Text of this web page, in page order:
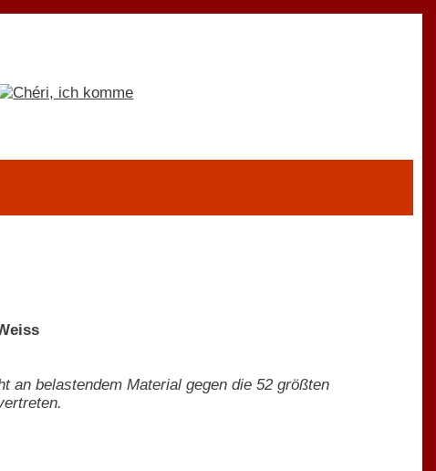
an belastendem Material gegen die 52 größten